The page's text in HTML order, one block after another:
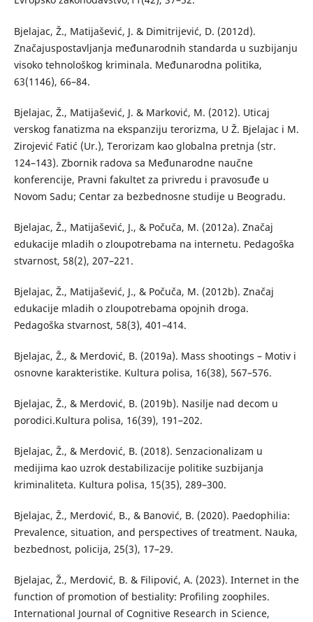
Bjelajac, Ž., Matijašević, J. & Dimitrijević, D. (2012d).
Značajuspostavljanja međunarodnih standarda u suzbijanju
visoko tehnološkog kriminala. Međunarodna politika,
63(1146), 66–84.
Bjelajac, Ž., Matijašević, J. & Marković, M. (2012). Uticaj
verskog fanatizma na ekspanziju terorizma, U Ž. Bjelajac i M.
Zirojević Fatić (Ur.), Terorizam kao globalna pretnja (str.
124–143). Zbornik radova sa Međunarodne naučne
konferencije, Pravni fakultet za privredu i pravosuđe u
Novom Sadu; Centar za bezbednosne studije u Beogradu.
Bjelajac, Ž., Matijašević, J., & Počuča, M. (2012a). Značaj
edukacije mladih o zloupotrebama na internetu. Pedagoška
stvarnost, 58(2), 207–221.
Bjelajac, Ž., Matijašević, J., & Počuča, M. (2012b). Značaj
edukacije mladih o zloupotrebama opojnih droga.
Pedagoška stvarnost, 58(3), 401–414.
Bjelajac, Ž., & Merdović, B. (2019a). Mass shootings – Motiv i
osnovne karakteristike. Kultura polisa, 16(38), 567–576.
Bjelajac, Ž., & Merdović, B. (2019b). Nasilje nad decom u
porodici.Kultura polisa, 16(39), 191–202.
Bjelajac, Ž., & Merdović, B. (2018). Senzacionalizam u
medijima kao uzrok destabilizacije politike suzbijanja
kriminaliteta. Kultura polisa, 15(35), 289–300.
Bjelajac, Ž., Merdović, B., & Banović, B. (2020). Paedophilia:
Prevalence, situation, and perspectives of treatment. Nauka,
bezbednost, policija, 25(3), 17–29.
Bjelajac, Ž., Merdović, B. & Filipović, A. (2023). Internet in the
function of promotion of bestiality: Profiling zoophiles.
International Journal of Cognitive Research in Science,